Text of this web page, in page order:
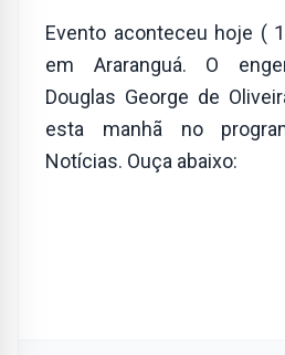
Evento aconteceu hoje (
em Araranguá. O
Douglas George de
esta manhã no
Notícias. Ouça abaixo: